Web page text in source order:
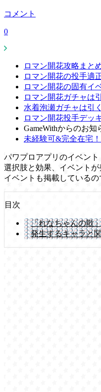
コメント
0
ロマン開花攻略まと
ロマン開花の投手適
ロマン開花の固有イ
ロマン開花ガチャは
水着泡瀬ガチャは引
ロマン開花投手デッ
GameWithからのお知
未経験可&完全在宅
パワプロアプリのイベン
選択肢と効果、イベント
イベントも掲載しているの
目次
「れなちゃんの歌
発生するキャラと